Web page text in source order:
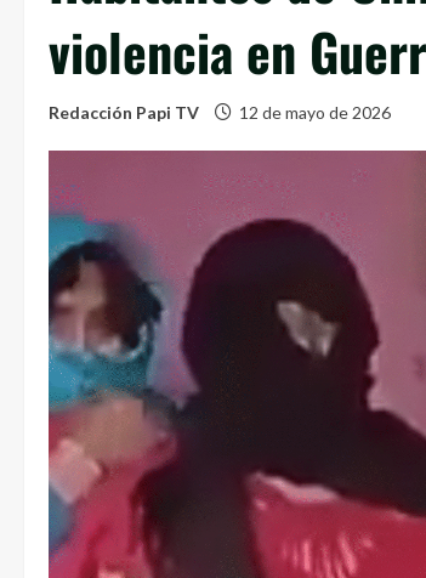
violencia en
Redacción Papi TV 12 de mayo de 2026